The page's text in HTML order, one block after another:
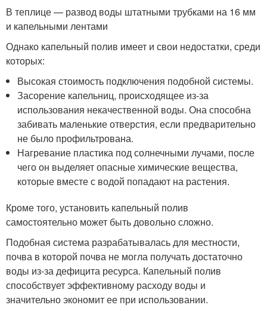
В теплице — развод воды штатными трубками на 16 мм
и капельными лентами
Однако капельный полив имеет и свои недостатки, среди
которых:
Высокая стоимость подключения подобной системы.
Засорение капельниц, происходящее из-за
использования некачественной воды. Она способна
забивать маленькие отверстия, если предварительно
не было профильтрована.
Нагревание пластика под солнечными лучами, после
чего он выделяет опасные химические вещества,
которые вместе с водой попадают на растения.
Кроме того, установить капельный полив
самостоятельно может быть довольно сложно.
Подобная система разрабатывалась для местности,
почва в которой почва не могла получать достаточно
воды из-за дефицита ресурса. Капельный полив
способствует эффективному расходу воды и
значительно экономит ее при использовании.